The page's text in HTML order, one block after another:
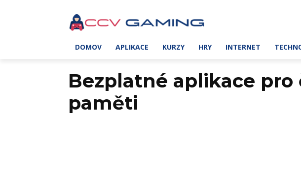
DOMOV APLIKACE KURZY HRY INTERNET
Bezplatné aplikace pro
paměti